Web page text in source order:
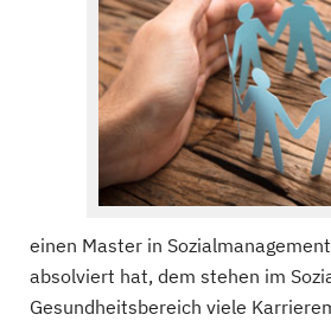
einen Master in
absolviert hat, dem stehen im
Gesundheitsbereich viele